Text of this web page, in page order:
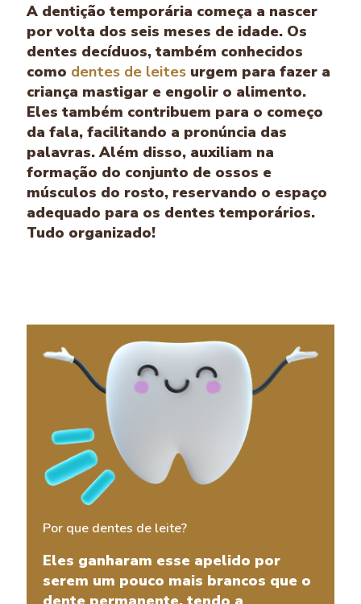
A dentição temporária começa a nascer
por volta dos seis meses de idade. Os
dentes decíduos, também conhecidos
como dentes de leites urgem para fazer a
criança mastigar e engolir o alimento.
Eles também contribuem para o começo
da fala, facilitando a pronúncia das
palavras. Além disso, auxiliam na
formação do conjunto de ossos e
músculos do rosto, reservando o espaço
adequado para os dentes temporários.
Tudo organizado!
Por que dentes de leite?
Eles ganharam esse apelido por
serem um pouco mais brancos que o